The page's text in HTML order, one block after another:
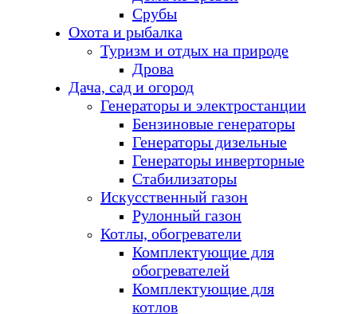
Срубы
Охота и рыбалка
Туризм и отдых на природе
Дрова
Дача, сад и огород
Генераторы и электростанции
Бензиновые генераторы
Генераторы дизельные
Генераторы инверторные
Стабилизаторы
Искусственный газон
Рулонный газон
Котлы, обогреватели
Комплектующие для
обогревателей
Комплектующие для
котлов